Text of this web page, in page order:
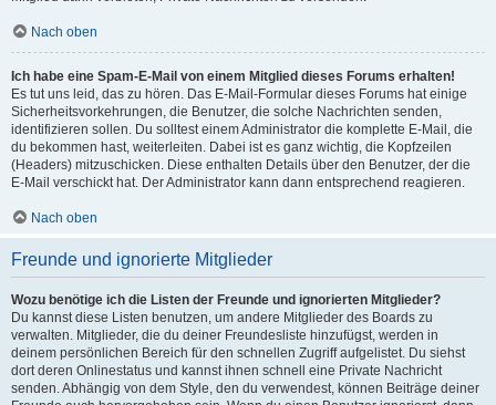
Nach oben
Ich habe eine Spam-E-Mail von einem Mitglied dieses Forums erhalten!
Es tut uns leid, das zu hören. Das E-Mail-Formular dieses Forums hat einige
Sicherheitsvorkehrungen, die Benutzer, die solche Nachrichten senden,
identifizieren sollen. Du solltest einem Administrator die komplette E-Mail, die
du bekommen hast, weiterleiten. Dabei ist es ganz wichtig, die Kopfzeilen
(Headers) mitzuschicken. Diese enthalten Details über den Benutzer, der die
E-Mail verschickt hat. Der Administrator kann dann entsprechend reagieren.
Nach oben
Freunde und ignorierte Mitglieder
Wozu benötige ich die Listen der Freunde und ignorierten Mitglieder?
Du kannst diese Listen benutzen, um andere Mitglieder des Boards zu
verwalten. Mitglieder, die du deiner Freundesliste hinzufügst, werden in
deinem persönlichen Bereich für den schnellen Zugriff aufgelistet. Du siehst
dort deren Onlinestatus und kannst ihnen schnell eine Private Nachricht
senden. Abhängig von dem Style, den du verwendest, können Beiträge deiner